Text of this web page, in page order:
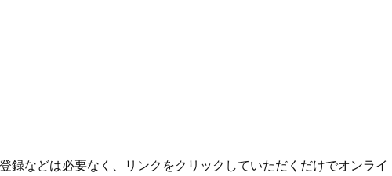
録などは必要なく、リンクをクリックしていただくだけでオンライ